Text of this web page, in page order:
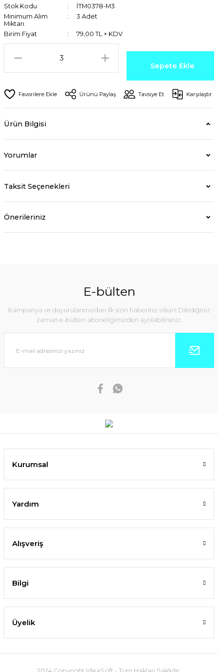
Stok Kodu
İTM0378-M3
Minimum Alım
Miktarı
3 Adet
Birim Fiyat 79,00 TL + KDV
Sepete Ekle
Ürünü Paylaş Tavsiye Et Karşılaştır
Ürün Bilgisi
Yorumlar
Taksit Seçenekleri
Önerileriniz
E-bülten
Kampanya ve duyurularımızdan ilk sizin haberiniz olsun! Dilediğiniz
zaman e-bülten aboneliğimizden ayrılabilirsiniz.
Kurumsal
Yardım
Alışveriş
Bilgi
Üyelik